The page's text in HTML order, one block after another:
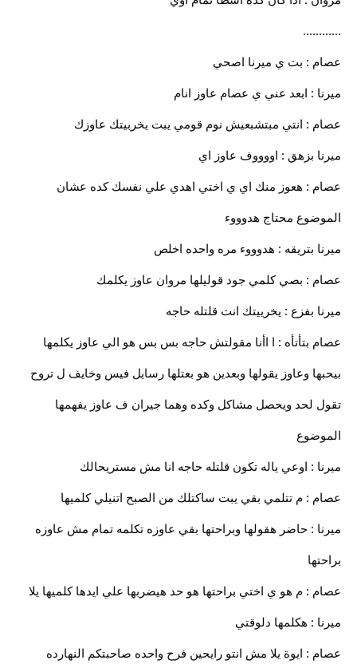
............
عصام : بت ي ميرنا اصحي
ميرنا : ابعد عني ي عصام عاوز انام
عصام : انتي مبتشبعيش نوم قومي يبت يخربيتك عاوزك
ميرنا بزهق : اووووف عاوز اي
عصام : هعوز منك اي ي اختي اهدي علي نفسك كده عشان
الموضوع محتاج هدوووء
ميرنا بتريقه : هدوووء مره واحده اخلص
عصام : بصي كلمي جود قوليلها مروان عاوز يكلمك
ميرنا بفزع : يخرييتك انت قلتله حاجه
عصام بتأتأه : ا اأنا مقولتش حاجه بس بس هو الي عاوز يكلمها
بيحبها وعاوز يقولها وبعدين هو بعتلها رسايل فيس وخايف ل تروح
تقول لحد ويحصل مشاكل وكده وهما جيران ف عاوز يفهمها
الموضوع
ميرنا : اوعي ياله تكون قلتله حاجه انا مش مستريحالك
عصام : م تتلمي بقي يبت ساكتلك من الصبح اتنيلي كلميها
ميرنا : حاضر هقولها وبراحتها بقي عاوزه تكلمه تمام مش عاوزه
براحتها
عصام : م هو ي اختي براحتها هو حد هيضربها علي ايدها كلميها يلا
ميرنا : هكلمها دلوقتي
عصام : ايوة يلا مش انتو رايحين فرح واحده صاحبتكم النهارده